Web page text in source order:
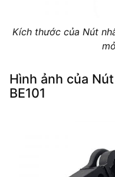
Kích thước của Nút
Hình ảnh của
BE101